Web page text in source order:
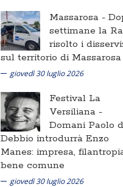
Massarosa -
settimane la
risolto i
sul territorio di Massarosa
giovedì 30 luglio 2026
Festival La
Versiliana -
Domani Paolo
Debbio introdurrà Enzo
Manes: impresa,
bene comune
giovedì 30 luglio 2026